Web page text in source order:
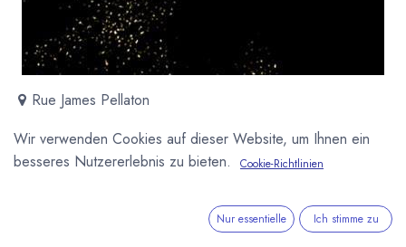
Rue James Pellaton
Schweiz
+41 (0) 22 899 11 11
Wir verwenden Cookies auf dieser Website, um Ihnen ein
besseres Nutzererlebnis zu bieten.
Cookie-Richtlinien
Nur essentielle Ich stimme zu